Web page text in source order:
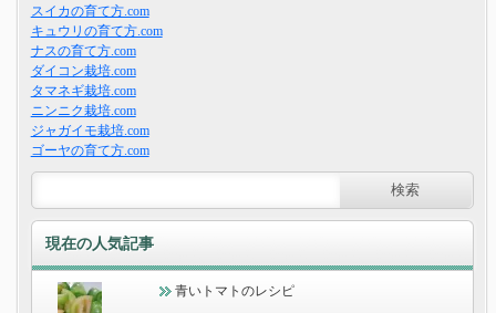
スイカの育て方.com
キュウリの育て方.com
ナスの育て方.com
ダイコン栽培.com
タマネギ栽培.com
ニンニク栽培.com
ジャガイモ栽培.com
ゴーヤの育て方.com
現在の人気記事
青いトマトのレシピ